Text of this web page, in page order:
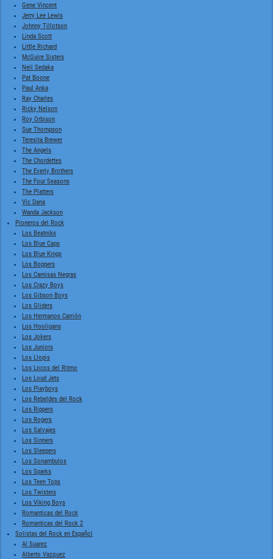
Gene Vincent
Jerry Lee Lewis
Johnny Tillotson
Linda Scott
Little Richard
McGuire Sisters
Neil Sedaka
Pat Boone
Paul Anka
Ray Charles
Ricky Nelson
Roy Orbison
Sue Thompson
Teresita Brewer
The Angels
The Chordettes
The Everly Brothers
The Four Seasons
The Platters
Vic Dana
Wanda Jackson
Pioneros del Rock
Los Beatniks
Los Blue Caps
Los Blue Kings
Los Boppers
Los Camisas Negras
Los Crazy Boys
Los Gibson Boys
Los Gliders
Los Hermanos Carrión
Los Hooligans
Los Jokers
Los Juniors
Los Llopis
Los Locos del Ritmo
Los Loud Jets
Los Playboys
Los Rebeldes del Rock
Los Rippers
Los Rogers
Los Salvajes
Los Sinners
Los Sleepers
Los Sonambulos
Los Sparks
Los Teen Tops
Los Twisters
Los Viking Boys
Romanticas del Rock
Romanticas del Rock 2
Solistas del Rock en Español
Al Suarez
Alberto Vazquez